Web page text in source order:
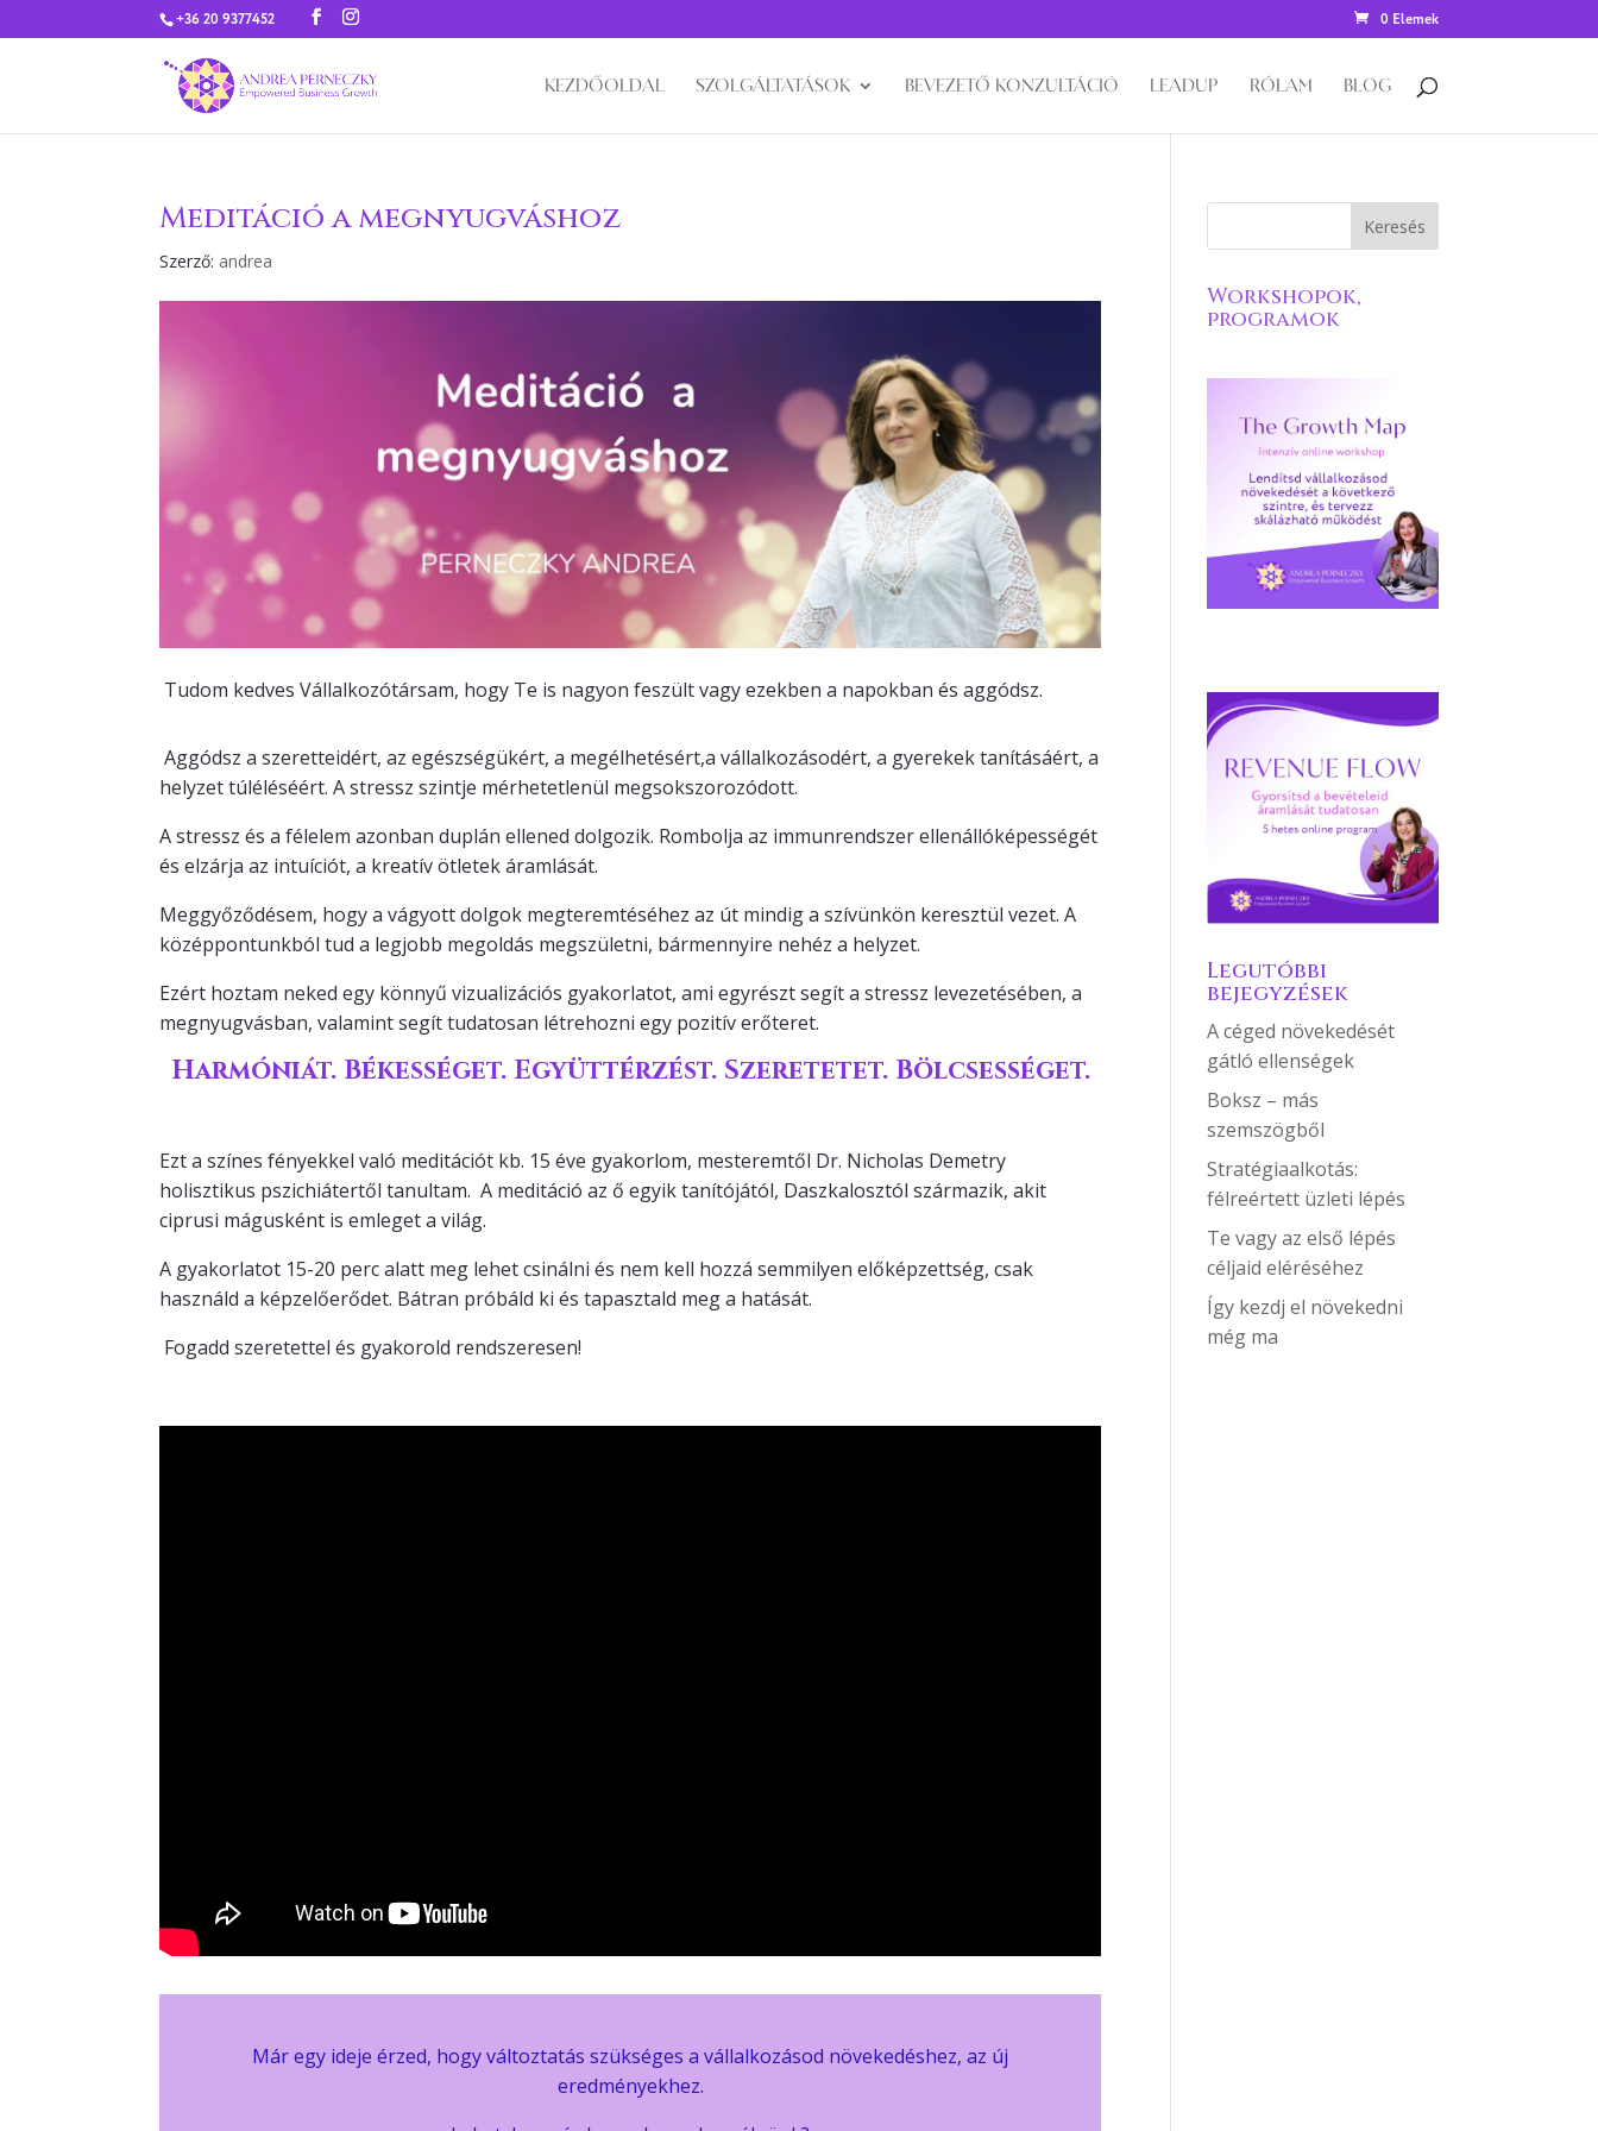
+36 20 9377452 0 Elemek
KEZDŐOLDAL SZOLGÁLTATÁSOK BEVEZETŐ KONZULTÁCIÓ LEADUP RÓLAM BLOG
Meditáció a megnyugváshoz
Szerző: andrea
Tudom kedves Vállalkozótársam, hogy Te is nagyon feszült vagy ezekben a napokban és aggódsz.
Aggódsz a szeretteidért, az egészségükért, a megélhetésért,a vállalkozásodért, a gyerekek tanításáért, a
helyzet túléléséért. A stressz szintje mérhetetlenül megsokszorozódott.
A stressz és a félelem azonban duplán ellened dolgozik. Rombolja az immunrendszer ellenállóképességét
és elzárja az intuíciót, a kreatív ötletek áramlását.
Meggyőződésem, hogy a vágyott dolgok megteremtéséhez az út mindig a szívünkön keresztül vezet. A
középpontunkból tud a legjobb megoldás megszületni, bármennyire nehéz a helyzet.
Ezért hoztam neked egy könnyű vizualizációs gyakorlatot, ami egyrészt segít a stressz levezetésében, a
megnyugvásban, valamint segít tudatosan létrehozni egy pozitív erőteret.
Harmóniát. Békességet. Együttérzést. Szeretetet. Bölcsességet.
Ezt a színes fényekkel való meditációt kb. 15 éve gyakorlom, mesteremtől Dr. Nicholas Demetry
holisztikus pszichiátertől tanultam. A meditáció az ő egyik tanítójától, Daszkalosztól származik, akit
ciprusi mágusként is emleget a világ.
A gyakorlatot 15-20 perc alatt meg lehet csinálni és nem kell hozzá semmilyen előképzettség, csak
használd a képzelőerődet. Bátran próbáld ki és tapasztald meg a hatását.
Fogadd szeretettel és gyakorold rendszeresen!
Már egy ideje érzed, hogy változtatás szükséges a vállalkozásod növekedéshez, az új
eredményekhez.
Workshopok,
programok
Legutóbbi
bejegyzések
A céged növekedését
gátló ellenségek
Boksz – más
szemszögből
Stratégiaalkotás:
félreértett üzleti lépés
Te vagy az első lépés
céljaid eléréséhez
Így kezdj el növekedni
még ma